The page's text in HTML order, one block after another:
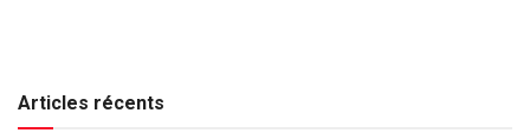
Articles récents